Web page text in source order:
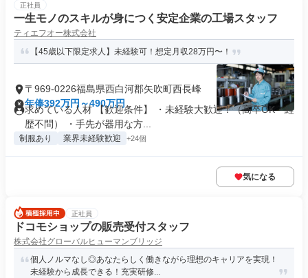
正社員
一生モノのスキルが身につく安定企業の工場スタッフ
ティエフオー株式会社
【45歳以下限定求人】未経験可！想定月収28万円〜！
〒969-0226福島県西白河郡矢吹町西長峰
年俸392万円～490万円
求めている人材 【歓迎条件】 ・未経験大歓迎！（高卒OK・経
歴不問） ・手先が器用な方...
制服あり 業界未経験歓迎 +24個
気になる
正社員
ドコモショップの販売受付スタッフ
株式会社グローバルヒューマンブリッジ
個人ノルマなし◎あなたらしく働きながら理想のキャリアを実現！
未経験から成長できる！充実研修...